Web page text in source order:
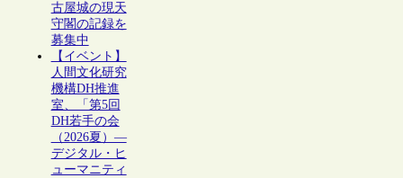
古屋城の現天
守閣の記録を
募集中
【イベント】
人間文化研究
機構DH推進
室、「第5回
DH若手の会
（2026夏）―
デジタル・ヒ
ューマニティ